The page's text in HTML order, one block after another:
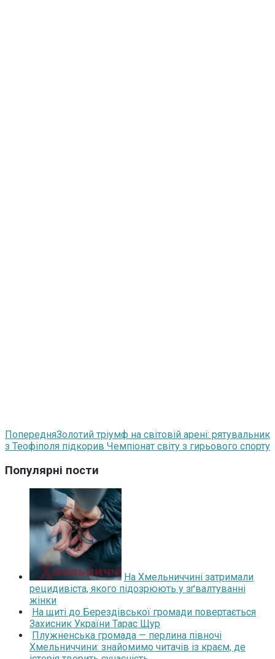
ПопередняЗолотий тріумф на світовій арені: рятувальник
з Теофіполя підкорив Чемпіонат світу з гирьового спорту
Популярні пости
На Хмельниччині затримали
рецидивіста, якого підозрюють у зґвалтуванні
жінки
На щиті до Берездівської громади повертається
Захисник України Тарас Щур
Плужненська громада — перлина півночі
Хмельниччини: знайомимо читачів із краєм, де